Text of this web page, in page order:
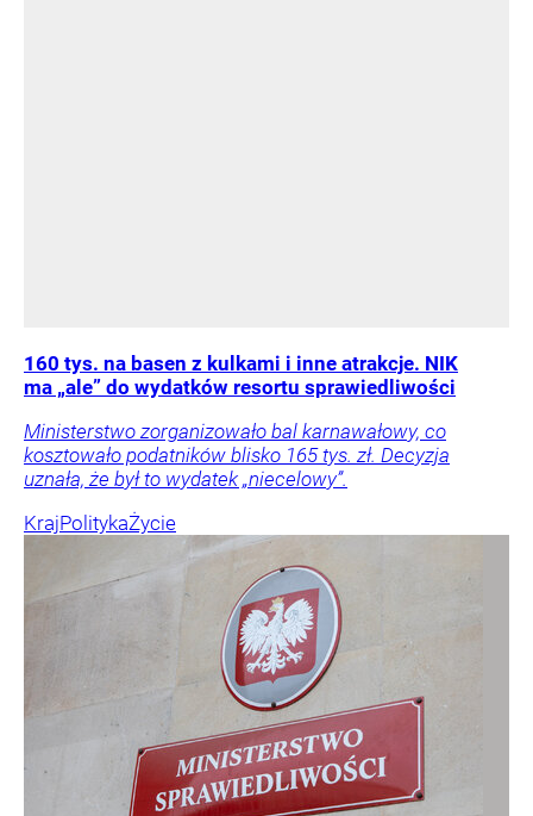
160 tys. na basen z kulkami i inne atrakcje. NIK
ma „ale” do wydatków resortu sprawiedliwości
Ministerstwo zorganizowało bal karnawałowy, co
kosztowało podatników blisko 165 tys. zł. Decyzja
uznała, że był to wydatek „niecelowy”.
KrajPolitykaŻycie